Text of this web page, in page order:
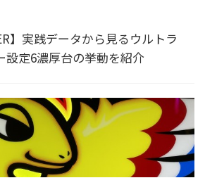
】実践データから見るウルトラ
設定6濃厚台の挙動を紹介